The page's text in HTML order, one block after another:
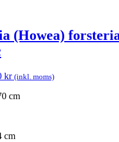
(Howea)
kr (inkl. moms)
cm
cm